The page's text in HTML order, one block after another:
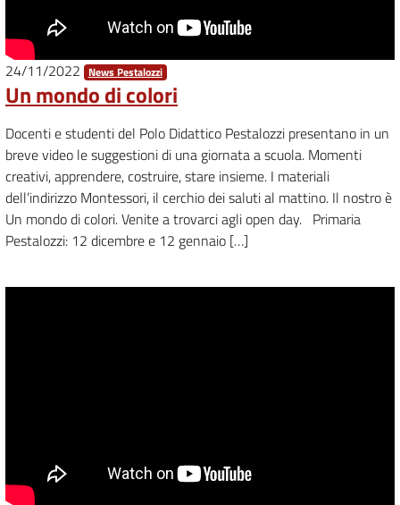
24/11/2022 News Pestalozzi
Un mondo di colori
Docenti e studenti del Polo Didattico Pestalozzi presentano in un
breve video le suggestioni di una giornata a scuola. Momenti
creativi, apprendere, costruire, stare insieme. I materiali
dell’indirizzo Montessori, il cerchio dei saluti al mattino. Il nostro è
Un mondo di colori. Venite a trovarci agli open day. Primaria
Pestalozzi: 12 dicembre e 12 gennaio […]